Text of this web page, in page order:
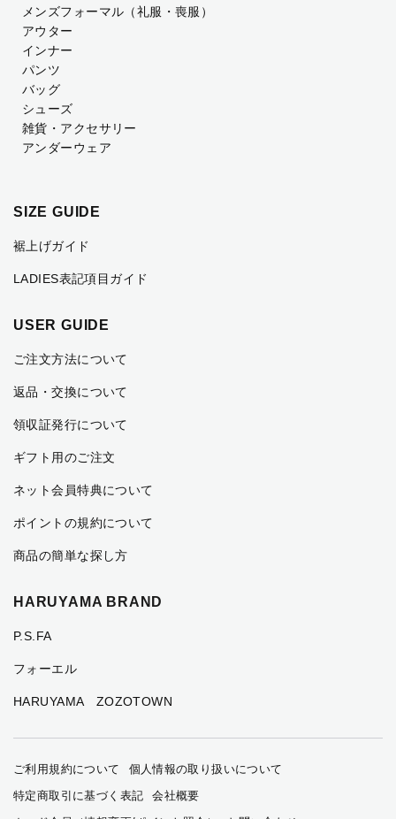
メンズフォーマル （礼服・喪服）
アウター
インナー
パンツ
バッグ
シューズ
雑貨・アクセサリー
アンダーウェア
SIZE GUIDE
裾上げガイド
LADIES表記項目ガイド
USER GUIDE
ご注文方法について
返品・交換について
領収証発行について
ギフト用のご注文
ネット会員特典について
ポイントの規約について
商品の簡単な探し方
HARUYAMA BRAND
P.S.FA
フォーエル
HARUYAMA ZOZOTOWN
ご利用規約について
個人情報の取り扱いについて
特定商取引に基づく表記
会社概要